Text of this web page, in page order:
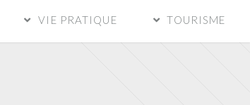
VIE PRATIQUE TOURISME